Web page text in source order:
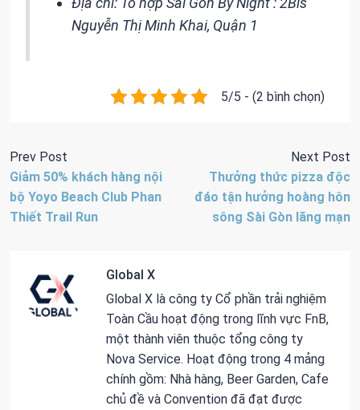
Nguyễn Thị Minh Khai, Quận 1
5/5 - (2 bình chọn)
Prev Post
Giảm 50% khách hàng nội
bộ Yoyo Beach Club Phan
Thiết Trail Run
Next Post
Thưởng thức pizza độc
đáo tận hưởng hoàng hôn
sông Sài Gòn lãng mạn
Global X
Global X là công ty Cổ phần trải nghiệm
Toàn Cầu hoạt động trong lĩnh vực FnB,
một thành viên thuộc tổng công ty
Nova Service. Hoạt động trong 4 mảng
chính gồm: Nhà hàng, Beer Garden, Cafe
chủ đề và Convention đã đạt được